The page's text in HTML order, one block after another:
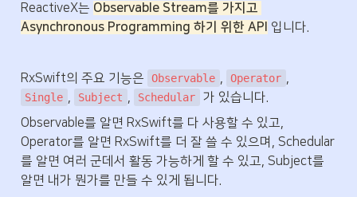
ReactiveX는 Observable Stream를 가지고
Asynchronous Programming 하기 위한 API 입니다.
RxSwift의 주요 기능은 Observable , Operator
Single , Subject , Schedular
가 있습니다.
Observable를 알면 RxSwift를 다 사용할 수 있고,
Operator를 알면 RxSwift를 더 잘 쓸 수 있으며, Schedular
를 알면 여러 군데서 활동 가능하게 할 수 있고, Subject를
알면 내가 뭔가를 만들 수 있게 됩니다.